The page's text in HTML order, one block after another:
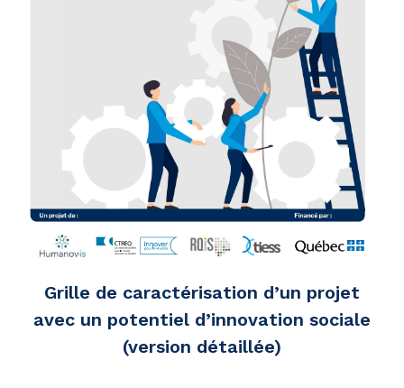
Grille de caractérisation d’un projet
avec un potentiel d’innovation sociale
(version détaillée)